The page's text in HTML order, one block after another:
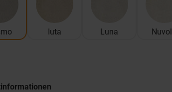
Iuta Luna